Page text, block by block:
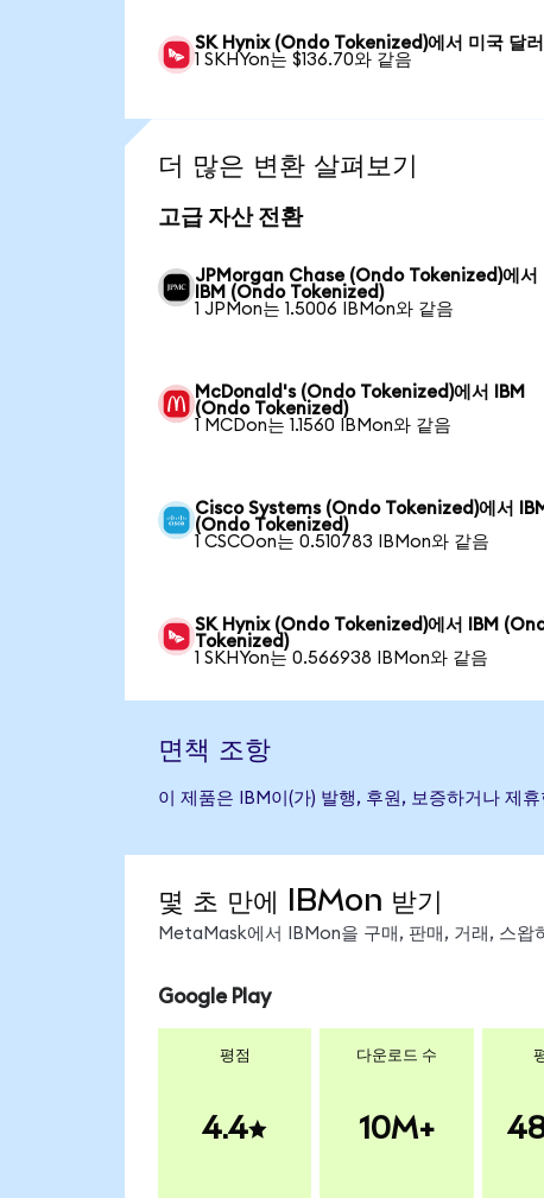
SK Hynix (Ondo Tokenized)에서 미국 달러
1 SKHYon는 $136.70와 같음
더 많은 변환 살펴보기
고급 자산 전환
JPMorgan Chase (Ondo Tokenized)에서
IBM (Ondo Tokenized)
1 JPMon는 1.5006 IBMon와 같음
McDonald's (Ondo Tokenized)에서 IBM
(Ondo Tokenized)
1 MCDon는 1.1560 IBMon와 같음
Cisco Systems (Ondo Tokenized)에서
(Ondo Tokenized)
1 CSCOon는 0.510783 IBMon와 같음
SK Hynix (Ondo Tokenized)에서 IBM
Tokenized)
1 SKHYon는 0.566938 IBMon와 같음
면책 조항
이 제품은 IBM이(가) 발행, 후원, 보증하거나 제
몇 초 만에 IBMon 받기
MetaMask에서 IBMon을 구매, 판매, 거래, 스왑
Google Play
평점
4.4
다운로드 수
10M+